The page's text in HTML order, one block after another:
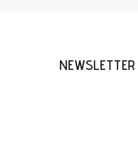
NEWSLETTER